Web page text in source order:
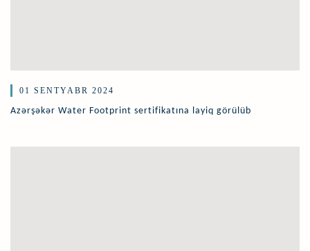
01 SENTYABR 2024
Azərşəkər Water Footprint sertifikatına layiq görülüb